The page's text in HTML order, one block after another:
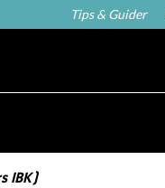
Tips & Guider
IBK)